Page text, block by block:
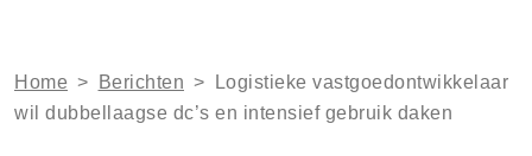
Home > Berichten >
Logistieke vastgoedontwikkelaar
wil dubbellaagse dc’s en intensief gebruik daken